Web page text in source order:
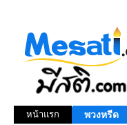
หน้าแรก พวงหรีด